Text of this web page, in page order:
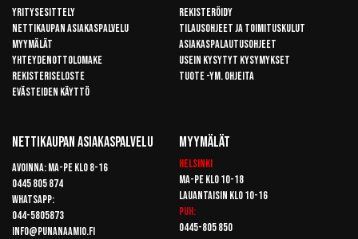
Yritysesittely
Nettikaupan asiakaspalvelu
Myymälät
Yhteydenottolomake
Rekisteriseloste
Evästeiden käyttö
Rekisteröidy
Tilausohjeet ja toimituskulut
Asiakaspalautusohjeet
Usein kysytyt kysymykset
Tuote -ym. ohjeita
Nettikaupan Asiakaspalvelu
Avoinna: Ma-pe klo 8-16
0445 805 874
Whatsapp:
044-5805873
info@punanaamio.fi
Myymälät
Helsinki
Ma-pe klo 10-18
Lauantaisin klo 10-16
Puh:
0445-805 850